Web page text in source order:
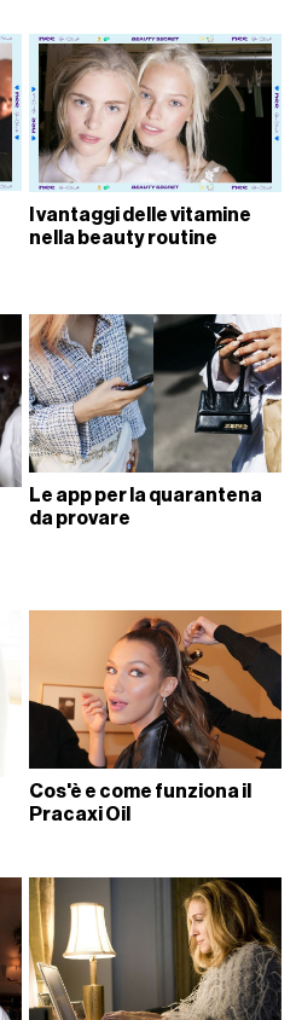
I vantaggi delle vitamine
nella beauty routine
Le app per la quarantena
da provare
Cos'è e come funziona il
Pracaxi Oil